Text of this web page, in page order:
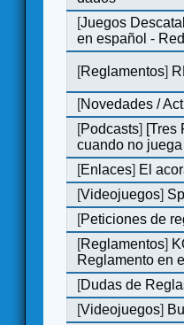
[Juegos
en español -
[Reglamentos]
[Novedades /
[Podcasts] [Tres
cuando no
[Enlaces] El
[Videojuegos]
[Peticiones de
[Reglamentos]
Reglamento en
[Dudas de
[Videojuegos]